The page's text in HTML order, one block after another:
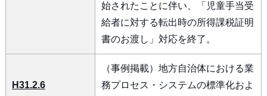
始されたことに伴い、「児童手当受
給者に対する転出時の所得課税証明
書のお渡し」対応を終了。
H31.2.6
（事例掲載）地方自治体における業
務プロセス・システムの標準化およ